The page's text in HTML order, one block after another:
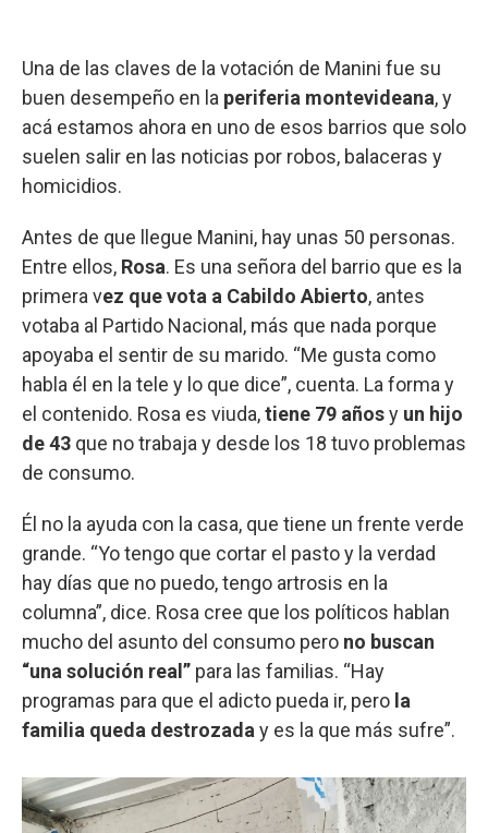
Una de las claves de la votación de Manini fue su
buen desempeño en la periferia montevideana, y
acá estamos ahora en uno de esos barrios que solo
suelen salir en las noticias por robos, balaceras y
homicidios.
Antes de que llegue Manini, hay unas 50 personas.
Entre ellos, Rosa. Es una señora del barrio que es la
primera vez que vota a Cabildo Abierto, antes
votaba al Partido Nacional, más que nada porque
apoyaba el sentir de su marido. “Me gusta como
habla él en la tele y lo que dice”, cuenta. La forma y
el contenido. Rosa es viuda,tiene 79 añosy un hijo
de 43 que no trabaja y desde los 18 tuvo problemas
de consumo.
Él no la ayuda con la casa, que tiene un frente verde
grande. “Yo tengo que cortar el pasto y la verdad
hay días que no puedo, tengo artrosis en la
columna”, dice. Rosa cree que los políticos hablan
mucho del asunto del consumo pero no buscan
“una solución real” para las familias. “Hay
programas para que el adicto pueda ir, pero la
familia queda destrozada y es la que más sufre”.